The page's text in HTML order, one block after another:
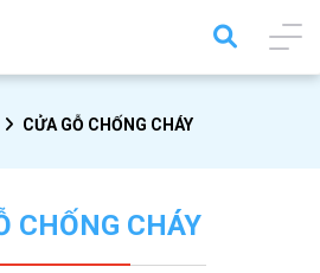
CỬA GỖ CHỐNG CHÁY
CHỐNG CHÁY